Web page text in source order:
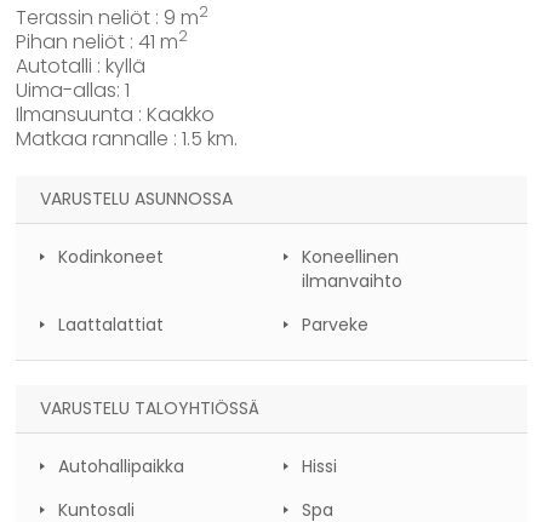
Terassin neliöt : 9 m2
Pihan neliöt : 41 m2
Autotalli : kyllä
Uima-allas: 1
Ilmansuunta : Kaakko
Matkaa rannalle : 1.5 km.
VARUSTELU ASUNNOSSA
Kodinkoneet
Koneellinen
ilmanvaihto
Laattalattiat
Parveke
VARUSTELU TALOYHTIÖSSÄ
Autohallipaikka
Hissi
Kuntosali
Spa